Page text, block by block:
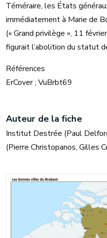
Téméraire, les États
immédiatement à Marie de
(« Grand privilège », 11
figurait l’abolition du statut
Références
ErCover ; VuBrbt69
Auteur de la fiche
Institut Destrée (Paul
(Pierre Christopanos, Gilles